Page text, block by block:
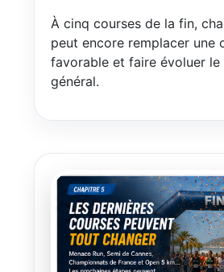
À cinq courses de la fin,
peut encore remplacer une
favorable et faire évoluer le
général.